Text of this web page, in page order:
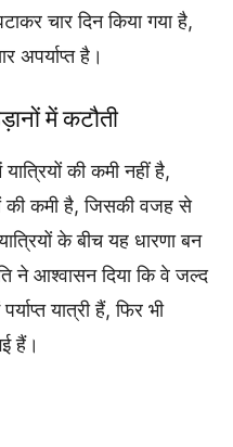
चार दिन किया गया है,
अपर्याप्त है।
में कटौती
की कमी नहीं है,
की कमी है, जिसकी वजह से
के बीच यह धारणा बन
ने आश्वासन दिया कि वे जल्द
यात्री हैं, फिर भी
हैं।